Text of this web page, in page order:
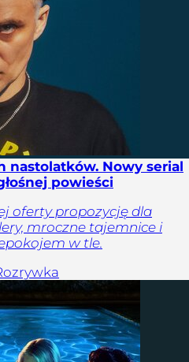
nastolatków. Nowy serial
powieści
oferty propozycję dla
mroczne tajemnice i
w tle.